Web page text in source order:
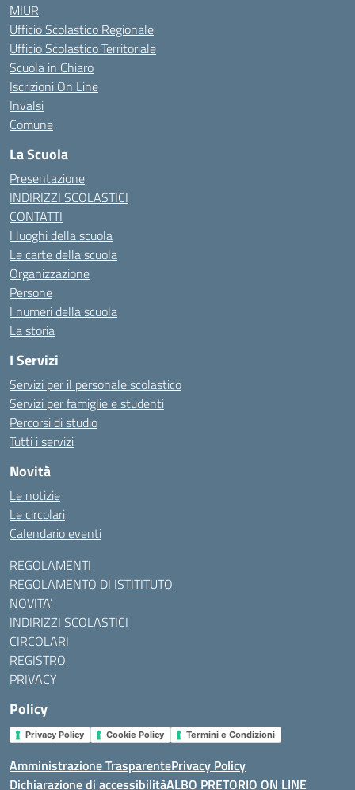
MIUR
Ufficio Scolastico Regionale
Ufficio Scolastico Territoriale
Scuola in Chiaro
Iscrizioni On Line
Invalsi
Comune
La Scuola
Presentazione
INDIRIZZI SCOLASTICI
CONTATTI
I luoghi della scuola
Le carte della scuola
Organizzazione
Persone
I numeri della scuola
La storia
I Servizi
Servizi per il personale scolastico
Servizi per famiglie e studenti
Percorsi di studio
Tutti i servizi
Novità
Le notizie
Le circolari
Calendario eventi
REGOLAMENTI
REGOLAMENTO DI ISTITITUTO
NOVITA’
INDIRIZZI SCOLASTICI
CIRCOLARI
REGISTRO
PRIVACY
Policy
Privacy Policy Cookie Policy Termini e Condizioni
Amministrazione TrasparentePrivacy Policy
Dichiarazione di accessibilitàALBO PRETORIO ON LINE